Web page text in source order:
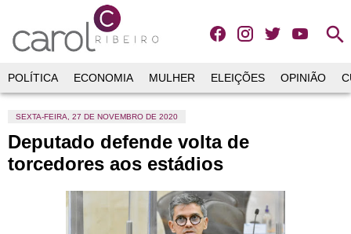
search
POLÍTICA ECONOMIA MULHER ELEIÇÕES OPINIÃO
SEXTA-FEIRA, 27 DE NOVEMBRO DE 2020
Deputado defende volta de
torcedores aos estádios